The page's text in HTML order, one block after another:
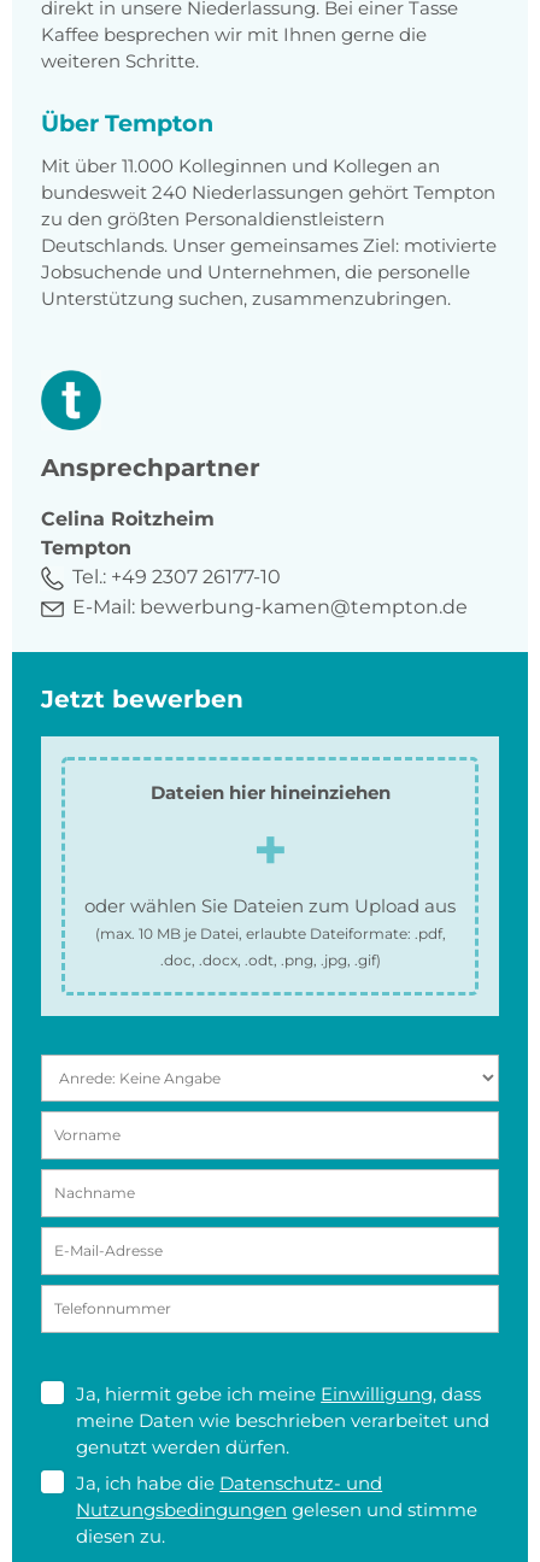
direkt in unsere Niederlassung. Bei einer Tasse
Kaffee besprechen wir mit Ihnen gerne die
weiteren Schritte.
Über Tempton
Mit über 11.000 Kolleginnen und Kollegen an
bundesweit 240 Niederlassungen gehört Tempton
zu den größten Personaldienstleistern
Deutschlands. Unser gemeinsames Ziel: motivierte
Jobsuchende und Unternehmen, die personelle
Unterstützung suchen, zusammenzubringen.
Ansprechpartner
Celina Roitzheim
Tempton
Tel.: +49 2307 26177-10
E-Mail: bewerbung-kamen@tempton.de
Jetzt bewerben
Dateien hier hineinziehen
oder wählen Sie Dateien zum Upload aus
(max. 10 MBje Datei, erlaubte Dateiformate: .pdf,
.doc, .docx, .odt, .png, .jpg, .gif)
Ja, hiermit gebe ich meine Einwilligung, dass
meine Daten wie beschrieben verarbeitet und
genutzt werden dürfen.
Ja, ich habe die Datenschutz- und
Nutzungsbedingungen gelesen und stimme
diesen zu.